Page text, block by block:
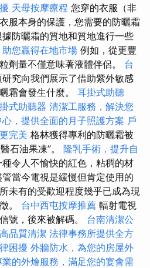
天母按摩療程 您穿的衣服（非
服本身的保護，您需要的防曬霜
防曬霜的質地和質地進行一些
您贏得在地市場 例如，從更豐
劑量不僅意味著液體伴侶。 台
究向我們展示了借助紫外敏感
霜會發生什麼。 耳掛式助聽
式助聽器 清潔工服務，解決您
，提供全面的月子照護方案 戶
完美 格林獲得專利的防曬霜被
石油果凍”。 隆乳手術，提升自
令人不愉快的紅色，粘稠的材
當今電視是緩慢但肯定使用的
未有的受歡迎程度幾乎已成為現
。 台中西屯按摩推薦 輻射電視
號，後來被解碼。 台南清潔公
品質清潔 法律事務所提供全方
困擾 外牆防水，為您的房屋外
的外燴服務，滿足您的宴會需